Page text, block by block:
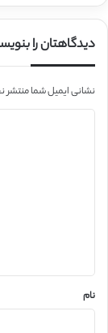
دیدگاهتان را
نشانی ایمیل شما
نام